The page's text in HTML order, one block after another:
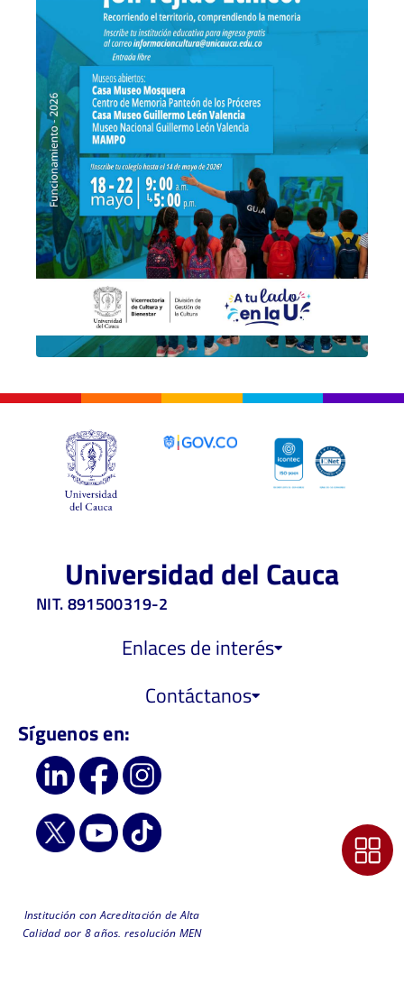
Universidad del Cauca
NIT. 891500319-2
Enlaces de interés
Contáctanos
Síguenos en:
Institución con Acreditación de Alta
Calidad por 8 años, resolución MEN